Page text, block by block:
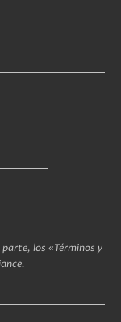
los «Términos y